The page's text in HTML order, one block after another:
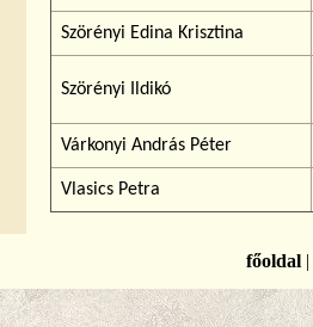
Szörényi Edina Krisztina
Szörényi Ildikó
Várkonyi András Péter
Vlasics Petra
főoldal |